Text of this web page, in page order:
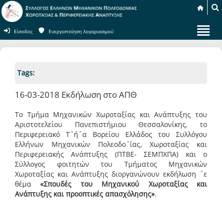
Είσοδος Ενεργοποίηση λογαριασμού
Tags:
16-03-2018 Εκδήλωση στο ΑΠΘ
Το Τμήμα Μηχανικών Χωροταξίας και Ανάπτυξης του
Αριστοτελείου Πανεπιστήμιου Θεσσαλονίκης, το
Περιφερειακό Τ΅ή΅α Βορείου Ελλάδος του Συλλόγου
Ελλήνων Μηχανικών Πολεοδο΅ίας, Χωροταξίας και
Περιφερειακής Ανάπτυξης (ΠΤΒΕ- ΣΕΜΠΧΠΑ) και ο
Σύλλογος φοιτητών του Τμήματος Μηχανικών
Χωροταξίας και Ανάπτυξης διοργανώνουν εκδήλωση ΅ε
θέμα«Σπουδές του Μηχανικού Χωροταξίας και
Ανάπτυξης και προοπτικές απασχόλησης».